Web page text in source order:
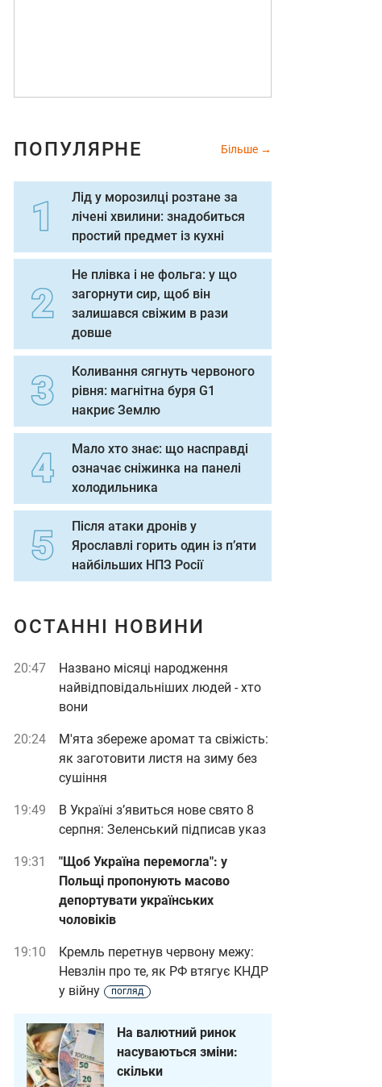
ПОПУЛЯРНЕ Більше
Лід у морозилці розтане за
лічені хвилини: знадобиться
простий предмет із кухні
Не плівка і не фольга: у що
загорнути сир, щоб він
залишався свіжим в рази
довше
Коливання сягнуть червоного
рівня: магнітна буря G1
накриє Землю
Мало хто знає: що насправді
означає сніжинка на панелі
холодильника
Після атаки дронів у
Ярославлі горить один із п’яти
найбільших НПЗ Росії
ОСТАННІ НОВИНИ
20:47
Названо місяці народження
найвідповідальніших людей - хто
вони
20:24
М'ята збереже аромат та свіжість:
як заготовити листя на зиму без
сушіння
19:49
В Україні з’явиться нове свято 8
серпня: Зеленський підписав указ
19:31
"Щоб Україна перемогла": у
Польщі пропонують масово
депортувати українських
чоловіків
19:10
Кремль перетнув червону межу:
Невзлін про те, як РФ втягує КНДР
у війну
погляд
На валютний ринок
насуваються зміни:
скільки